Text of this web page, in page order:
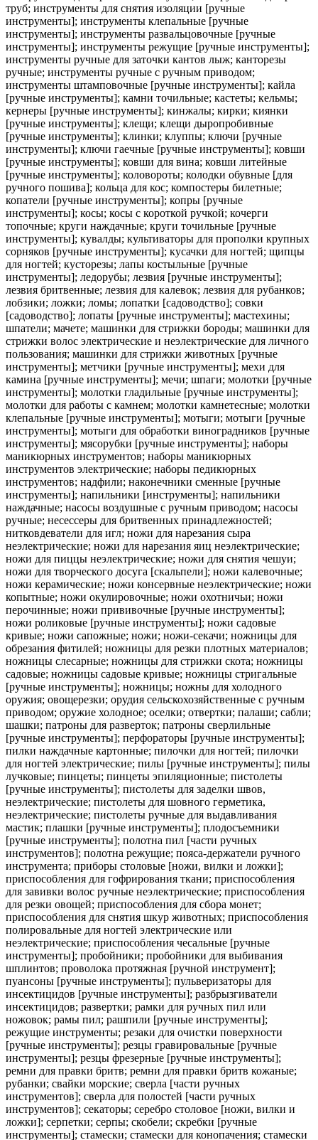
труб; инструменты для снятия изоляции [ручные
инструменты]; инструменты клепальные [ручные
инструменты]; инструменты развальцовочные [ручные
инструменты]; инструменты режущие [ручные инструменты];
инструменты ручные для заточки кантов лыж; канторезы
ручные; инструменты ручные с ручным приводом;
инструменты штамповочные [ручные инструменты]; кайла
[ручные инструменты]; камни точильные; кастеты; кельмы;
кернеры [ручные инструменты]; кинжалы; кирки; киянки
[ручные инструменты]; клещи; клещи дыропробивные
[ручные инструменты]; клинки; клуппы; ключи [ручные
инструменты]; ключи гаечные [ручные инструменты]; ковши
[ручные инструменты]; ковши для вина; ковши литейные
[ручные инструменты]; коловороты; колодки обувные [для
ручного пошива]; кольца для кос; компостеры билетные;
копатели [ручные инструменты]; копры [ручные
инструменты]; косы; косы с короткой ручкой; кочерги
топочные; круги наждачные; круги точильные [ручные
инструменты]; кувалды; культиваторы для прополки крупных
сорняков [ручные инструменты]; кусачки для ногтей; щипцы
для ногтей; кусторезы; лапы костыльные [ручные
инструменты]; ледорубы; лезвия [ручные инструменты];
лезвия бритвенные; лезвия для калевок; лезвия для рубанков;
лобзики; ложки; ломы; лопатки [садоводство]; совки
[садоводство]; лопаты [ручные инструменты]; мастехины;
шпатели; мачете; машинки для стрижки бороды; машинки для
стрижки волос электрические и неэлектрические для личного
пользования; машинки для стрижки животных [ручные
инструменты]; метчики [ручные инструменты]; мехи для
камина [ручные инструменты]; мечи; шпаги; молотки [ручные
инструменты]; молотки гладильные [ручные инструменты];
молотки для работы с камнем; молотки камнетесные; молотки
клепальные [ручные инструменты]; мотыги; мотыги [ручные
инструменты]; мотыги для обработки виноградников [ручные
инструменты]; мясорубки [ручные инструменты]; наборы
маникюрных инструментов; наборы маникюрных
инструментов электрические; наборы педикюрных
инструментов; надфили; наконечники сменные [ручные
инструменты]; напильники [инструменты]; напильники
наждачные; насосы воздушные с ручным приводом; насосы
ручные; несессеры для бритвенных принадлежностей;
нитковдеватели для игл; ножи для нарезания сыра
неэлектрические; ножи для нарезания яиц неэлектрические;
ножи для пиццы неэлектрические; ножи для снятия чешуи;
ножи для творческого досуга [скальпели]; ножи калевочные;
ножи керамические; ножи консервные неэлектрические; ножи
копытные; ножи окулировочные; ножи охотничьи; ножи
перочинные; ножи прививочные [ручные инструменты];
ножи роликовые [ручные инструменты]; ножи садовые
кривые; ножи сапожные; ножи; ножи-секачи; ножницы для
обрезания фитилей; ножницы для резки плотных материалов;
ножницы слесарные; ножницы для стрижки скота; ножницы
садовые; ножницы садовые кривые; ножницы стригальные
[ручные инструменты]; ножницы; ножны для холодного
оружия; овощерезки; орудия сельскохозяйственные с ручным
приводом; оружие холодное; оселки; отвертки; палаши; сабли;
шашки; патроны для разверток; патроны сверлильные
[ручные инструменты]; перфораторы [ручные инструменты];
пилки наждачные картонные; пилочки для ногтей; пилочки
для ногтей электрические; пилы [ручные инструменты]; пилы
лучковые; пинцеты; пинцеты эпиляционные; пистолеты
[ручные инструменты]; пистолеты для заделки швов,
неэлектрические; пистолеты для шовного герметика,
неэлектрические; пистолеты ручные для выдавливания
мастик; плашки [ручные инструменты]; плодосъемники
[ручные инструменты]; полотна пил [части ручных
инструментов]; полотна режущие; пояса-держатели ручного
инструмента; приборы столовые [ножи, вилки и ложки];
приспособления для гофрирования ткани; приспособления
для завивки волос ручные неэлектрические; приспособления
для резки овощей; приспособления для сбора монет;
приспособления для снятия шкур животных; приспособления
полировальные для ногтей электрические или
неэлектрические; приспособления чесальные [ручные
инструменты]; пробойники; пробойники для выбивания
шплинтов; проволока протяжная [ручной инструмент];
пуансоны [ручные инструменты]; пульверизаторы для
инсектицидов [ручные инструменты]; разбрызгиватели
инсектицидов; развертки; рамки для ручных пил или
ножовок; рамы пил; рашпили [ручные инструменты];
режущие инструменты; резаки для очистки поверхности
[ручные инструменты]; резцы гравировальные [ручные
инструменты]; резцы фрезерные [ручные инструменты];
ремни для правки бритв; ремни для правки бритв кожаные;
рубанки; свайки морские; сверла [части ручных
инструментов]; сверла для полостей [части ручных
инструментов]; секаторы; серебро столовое [ножи, вилки и
ложки]; серпетки; серпы; скобели; скребки [ручные
инструменты]; стамески; стамески для конопачения; стамески